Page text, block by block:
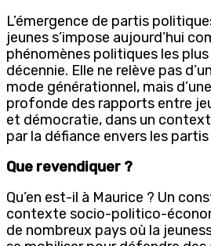
L’émergence de partis
jeunes s’impose aujourd’hui
phénomènes politiques les
décennie. Elle ne relève pas
mode générationnel, mais
profonde des rapports entre
et démocratie, dans un
par la défiance envers les
Que revendiquer ?
Qu’en est-il à Maurice ? Un
contexte socio-politico-
de nombreux pays où la